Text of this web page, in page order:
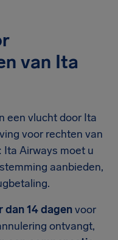
van Ita
een vlucht door Ita
voor rechten van
Airways moet u
aanbieden,
dan 14 dagenvoor
ontvangt,